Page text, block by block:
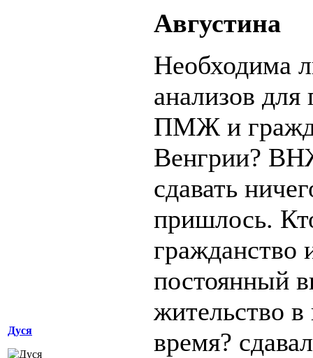
Дуся
Августина
Необходима
анализов для
ПМЖ и
Венгрии?
сдавать
пришлось.
гражданство
постоянный
жительство в
время?